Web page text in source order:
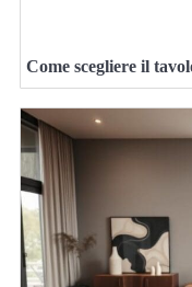
Come scegliere il